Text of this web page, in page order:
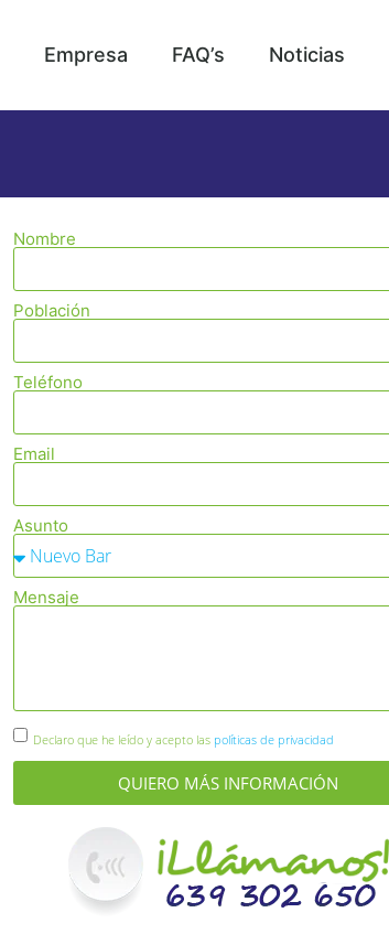
Empresa FAQ’s Noticias
Nombre
Población
Teléfono
Email
Asunto
Mensaje
Declaro que he leído y acepto las políticas de privacidad
QUIERO MÁS INFORMACIÓN